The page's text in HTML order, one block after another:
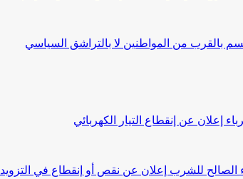
بالقرب من المواطنين لا بالتراشق السياسي
إعلان عن إنقطاع التيار الكهربائي
للشرب إعلان عن نقص أو إنقطاع في التزويد